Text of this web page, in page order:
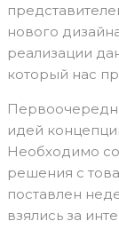
нового
реализации
который нас
идей
Необходимо
решения с
поставлен
взялись за